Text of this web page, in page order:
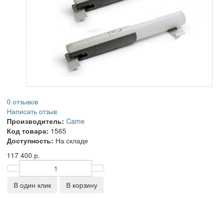
0 отзывов
Написать отзыв
Производитель: Came
Код товара: 1565
Доступность: На складе
117 400 р.
В один клик В корзину